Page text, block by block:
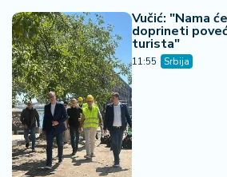
Vučić: "Nama
doprineti
turista"
11:55 Srbija